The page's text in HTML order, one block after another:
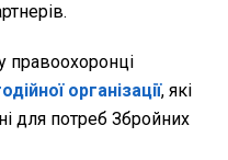
правоохоронці
організації, які
для потреб Збройних